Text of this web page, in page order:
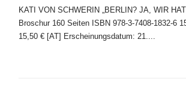
KATI VON SCHWERIN „BERLIN? JA, WIR
Broschur 160 Seiten ISBN 978-3-7408-1832-6
15,50 € [AT] Erscheinungsdatum: 21....